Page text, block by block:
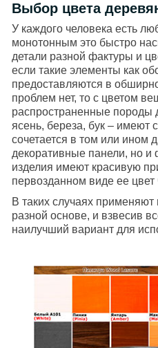
Выбор цвета
У каждого человека есть
монотонным это быстро
детали разной фактуры и
если такие элементы как
предоставляются в
проблем нет, то с цветом
распространенные породы
ясень, береза, бук – имеют
сочетается в том или ином
декоративные панели, но
изделия имеют красивую
первозданном виде ее
В таких случаях
разной основе, и взвесив
наилучший вариант для